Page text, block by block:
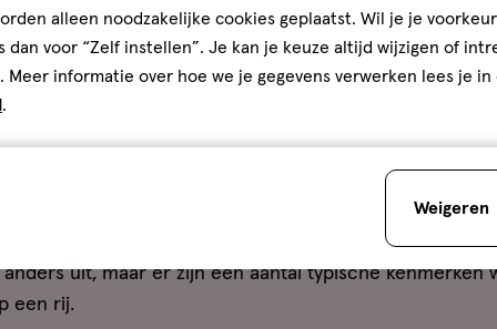
scheren of schuren van de huid (bijvoorbeeld onder
Als reactie maakt de huid soms meer pigment aan,
huid wordt blootgesteld aan de zon. Hierdoor kunnen
(ook wel levervlekken genoemd) kan
herkennen?
uit, maar er zijn een aantal typische kenmerken
een rij.
alleen noodzakelijke cookies geplaatst. Wil je je
dan voor “Zelf instellen”. Je kan je keuze altijd wijzigen of
. Meer informatie over hoe we je gegevens verwerken lees je in
.
Weigeren